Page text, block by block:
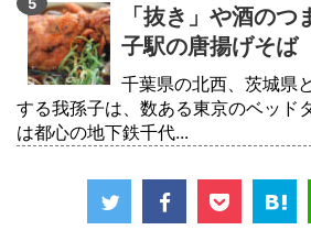
「抜き」や酒の
子駅の唐揚げそば
千葉県の北西、茨城県
する我孫子は、数ある東京のベッド
は都心の地下鉄千代...